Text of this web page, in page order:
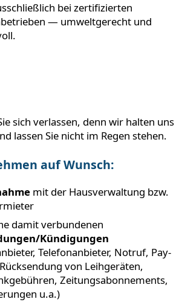
bei zertifizierten
— umweltgerecht und
sich verlassen, denn wir halten uns
lassen Sie nicht im Regen stehen.
auf Wunsch:
mit der Hausverwaltung bzw.
damit verbundenen
Kündigungen
Telefonanbieter, Notruf, Pay-
von Leihgeräten,
Zeitungsabonnements,
u.a.)